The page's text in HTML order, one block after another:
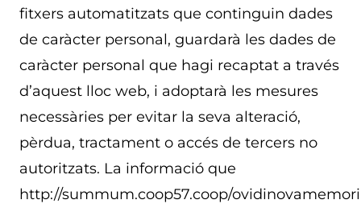
fitxers automatitzats que continguin dades
de caràcter personal, guardarà les dades de
caràcter personal que hagi recaptat a través
d’aquest lloc web, i adoptarà les mesures
necessàries per evitar la seva alteració,
pèrdua, tractament o accés de tercers no
autoritzats. La informació que
http://summum.coop57.coop/